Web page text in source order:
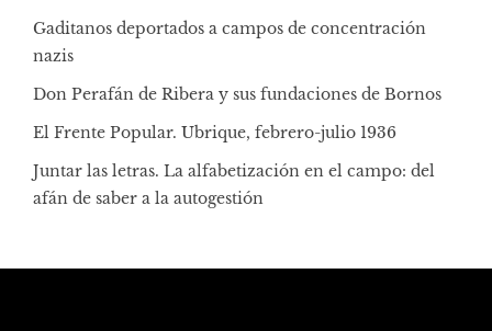
Gaditanos deportados a campos de concentración
nazis
Don Perafán de Ribera y sus fundaciones de Bornos
El Frente Popular. Ubrique, febrero-julio 1936
Juntar las letras. La alfabetización en el campo: del
afán de saber a la autogestión